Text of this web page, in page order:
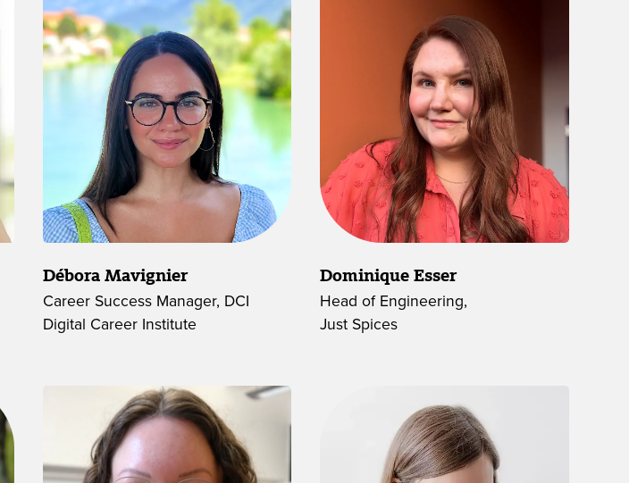
Débora Mavignier
Career Success Manager, DCI
Digital Career Institute
Dominique Esser
Head of Engineering,
Just Spices